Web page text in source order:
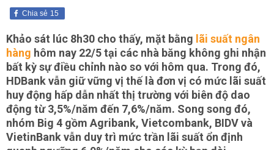
15
Chia sẻ
Khảo sát lúc 8h30 cho thấy, mặt bằng lãi suất ngân
hàng hôm nay 22/5 tại các nhà băng không ghi nhận
bất kỳ sự điều chỉnh nào so với hôm qua. Trong đó,
HDBank vẫn giữ vững vị thế là đơn vị có mức lãi suất
huy động hấp dẫn nhất thị trường với biên độ dao
động từ 3,5%/năm đến 7,6%/năm. Song song đó,
nhóm Big 4 gồm Agribank, Vietcombank, BIDV và
VietinBank vẫn duy trì mức trần lãi suất ổn định